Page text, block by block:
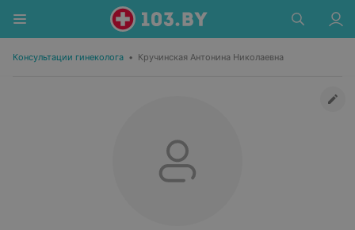
Консультации гинеколога • Кручинская Антонина Николаевна